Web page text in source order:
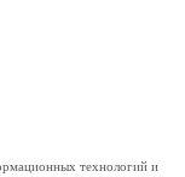
технологий и